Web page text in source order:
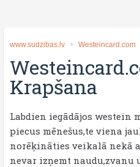
www.sudzibas.lv Westeincard.com
Krapšana
Labdien iegādājos westein
piecus mēnešus,te viena
norēķināties veikalā nekā
nevar izņemt